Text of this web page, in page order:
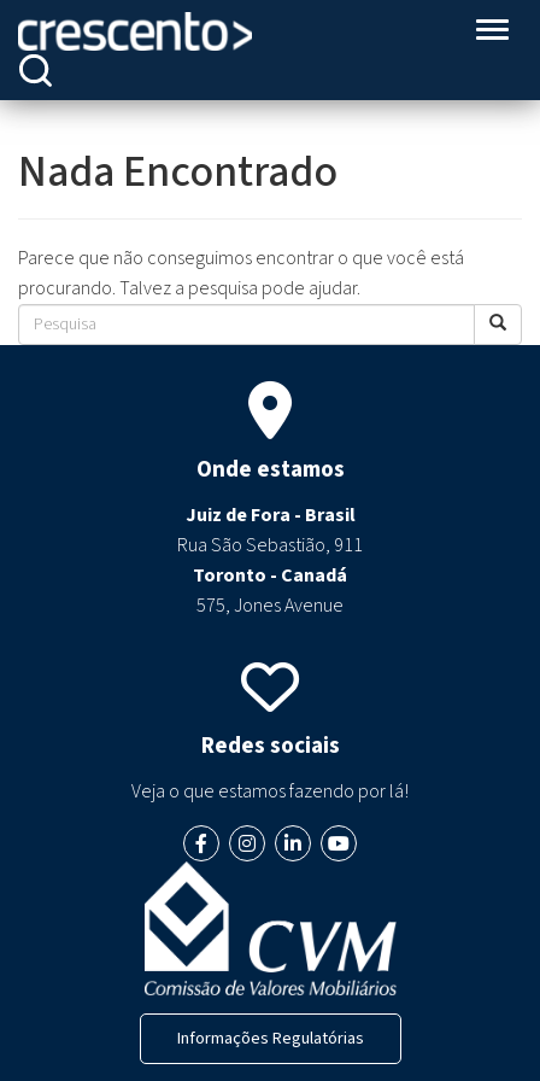
Nada Encontrado
Parece que não conseguimos encontrar o que você está
procurando. Talvez a pesquisa pode ajudar.
Onde estamos
Juiz de Fora - Brasil
Rua São Sebastião, 911
Toronto - Canadá
575, Jones Avenue
Redes sociais
Veja o que estamos fazendo por lá!
Informações Regulatórias